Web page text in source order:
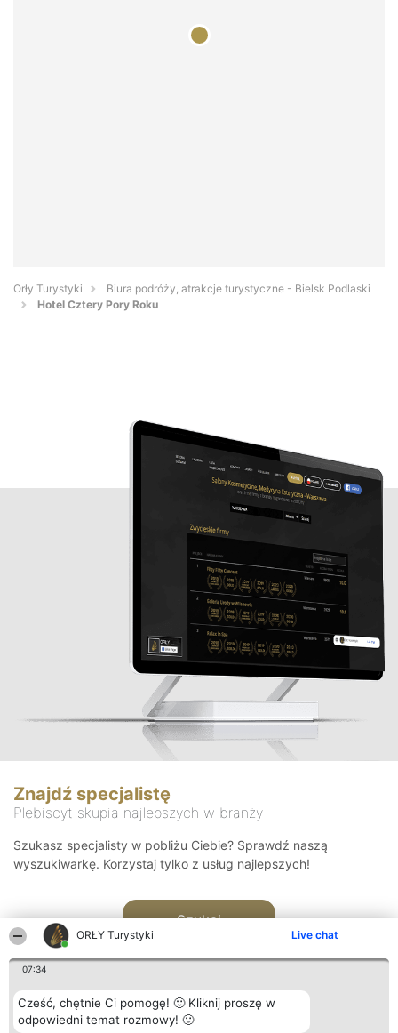
ORŁY Turystyki Live chat
07:34
Cześć, chętnie Ci pomogę! 🙂 Kliknij proszę w
odpowiedni temat rozmowy! 🙂
Orły Turystyki
Biura podróży, atrakcje turystyczne - Bielsk Podlaski
Hotel Cztery Pory Roku
Znajdź specjalistę
Plebiscyt skupia najlepszych w branży
Szukasz specjalisty w pobliżu Ciebie? Sprawdź naszą
wyszukiwarkę. Korzystaj tylko z usług najlepszych!
Szukaj